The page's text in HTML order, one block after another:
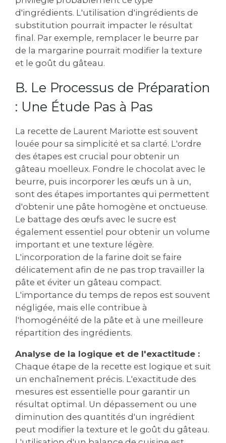
d'ingrédients. L'utilisation d'ingrédients de
substitution pourrait impacter le résultat
final. Par exemple‚ remplacer le beurre par
de la margarine pourrait modifier la texture
et le goût du gâteau.
B. Le Processus de Préparation
: Une Étude Pas à Pas
La recette de Laurent Mariotte est souvent
louée pour sa simplicité et sa clarté. L'ordre
des étapes est crucial pour obtenir un
gâteau moelleux. Fondre le chocolat avec le
beurre‚ puis incorporer les œufs un à un‚
sont des étapes importantes qui permettent
d'obtenir une pâte homogène et onctueuse.
Le battage des œufs avec le sucre est
également essentiel pour obtenir un volume
important et une texture légère.
L'incorporation de la farine doit se faire
délicatement afin de ne pas trop travailler la
pâte et éviter un gâteau compact.
L'importance du temps de repos est souvent
négligée‚ mais elle contribue à
l'homogénéité de la pâte et à une meilleure
répartition des ingrédients.
Analyse de la logique et de l'exactitude :
Chaque étape de la recette est logique et suit
un enchaînement précis. L'exactitude des
mesures est essentielle pour garantir un
résultat optimal. Un dépassement ou une
diminution des quantités d'un ingrédient
peut modifier la texture et le goût du gâteau.